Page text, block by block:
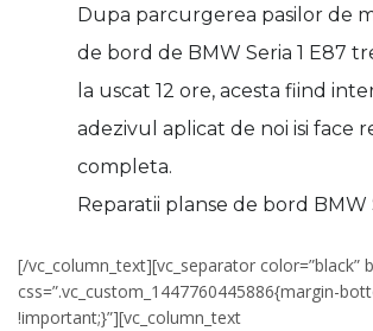
Dupa parcurgerea pasilor de
de bord de BMW Seria 1 E87
la uscat 12 ore, acesta fiind
adezivul aplicat de noi isi face
completa.
Reparatii planse de bord BMW
[/vc_column_text][vc_separator color=”black”
css=”.vc_custom_1447760445886{margin-
!important;}”][vc_column_text